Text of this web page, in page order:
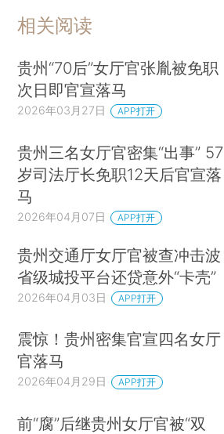
相关阅读
贵州“70后”女厅官张胤被免职
次日即官宣落马
2026年03月27日 APP打开
贵州三名女厅官密集“出事” 57
岁司法厅长免职12天后官宣落
马
2026年04月07日 APP打开
贵州交通厅女厅官被查冲击波
省级城投平台还贷意外“卡壳”
2026年04月03日 APP打开
震惊！贵州密集官宣四名女厅
官落马
2026年04月29日 APP打开
前“腐”后继贵州女厅官被“双